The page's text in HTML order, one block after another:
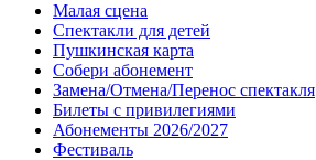
Малая сцена
Спектакли для детей
Пушкинская карта
Собери абонемент
Замена/Отмена/Перенос спектакля
Билеты с привилегиями
Абонементы 2026/2027
Фестиваль